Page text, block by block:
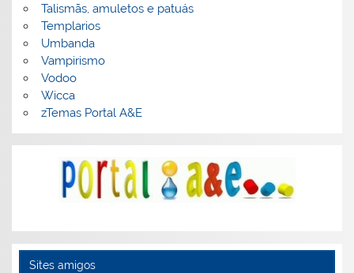
Talismãs, amuletos e patuás
Templarios
Umbanda
Vampirismo
Vodoo
Wicca
zTemas Portal A&E
Sites amigos